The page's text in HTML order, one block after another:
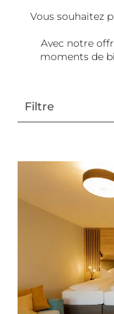
Vous souhaitez
Avec notre
moments de
Filtre